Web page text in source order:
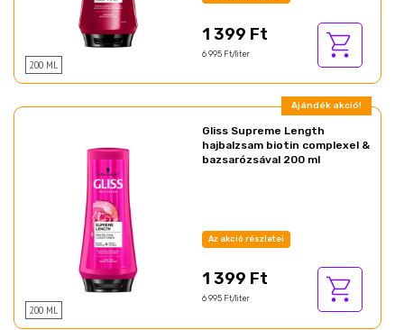
200 ML
1 399 Ft
6 995 Ft/liter
Ajándék akció!
200 ML
Gliss Supreme Length
hajbalzsam biotin complexel &
bazsarózsával 200 ml
Az akció részletei
1 399 Ft
6 995 Ft/liter